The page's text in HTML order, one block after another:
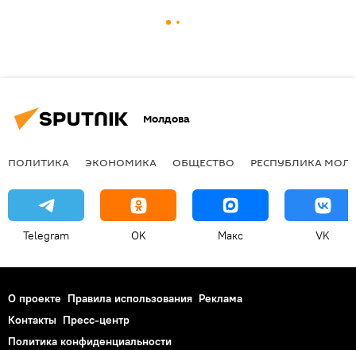
Молдова
ПОЛИТИКА ЭКОНОМИКА ОБЩЕСТВО РЕСПУБЛИКА
Telegram OK Макс VK
О проекте Правила использования Реклама
Контакты Пресс-центр
Политика конфиденциальности